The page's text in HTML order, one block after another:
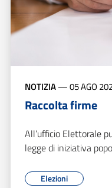
NOTIZIA—05 AGO
Raccolta firme
All’ufficio Elettorale
legge di iniziativa
Elezioni